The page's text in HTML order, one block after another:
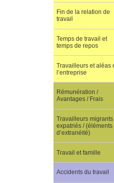
Fin de la relation de
travail
Temps de travail et
temps de repos
Travailleurs et aléas
l’entreprise
Rémunération /
Avantages / Frais
Travailleurs migrants
expatriés / (éléments
d’extranéité)
Travail et famille
Accidents du travail